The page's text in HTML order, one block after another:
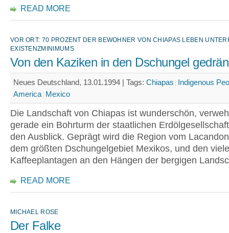
READ MORE
VOR ORT: 70 PROZENT DER BEWOHNER VON CHIAPAS LEBEN
EXISTENZMINIMUMS
Von den Kaziken in den Dschungel
Neues Deutschland, 13.01.1994 | Tags: Chiapas Indigenous
America Mexico
Die Landschaft von Chiapas ist wunderschön,
gerade ein Bohrturm der staatlichen
den Ausblick. Geprägt wird die Region vom
dem größten Dschungelgebiet Mexikos, und den
Kaffeeplantagen an den Hängen der bergigen
READ MORE
MICHAEL ROSE
Der Falke